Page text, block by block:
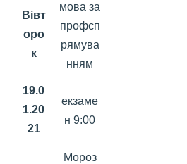
Вівт
оро
к
19.0
1.20
21
мова за
профсп
рямува
нням
екзаме
н 9:00
Мороз